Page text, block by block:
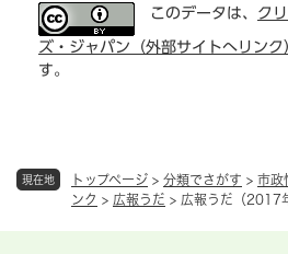
現在地 トップページ > 分類でさがす > 市政
ンク > 広報うだ > 広報うだ（2017
このデータは、 ク
ズ・ジャパン（外部サイトへリンク
す。